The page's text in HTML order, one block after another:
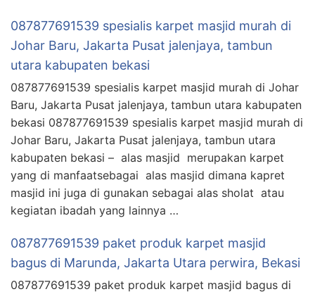
087877691539 spesialis karpet masjid murah di
Johar Baru, Jakarta Pusat jalenjaya, tambun
utara kabupaten bekasi
087877691539 spesialis karpet masjid murah di Johar
Baru, Jakarta Pusat jalenjaya, tambun utara kabupaten
bekasi 087877691539 spesialis karpet masjid murah di
Johar Baru, Jakarta Pusat jalenjaya, tambun utara
kabupaten bekasi – alas masjid merupakan karpet
yang di manfaatsebagai alas masjid dimana kapret
masjid ini juga di gunakan sebagai alas sholat atau
kegiatan ibadah yang lainnya …
087877691539 paket produk karpet masjid
bagus di Marunda, Jakarta Utara perwira, Bekasi
087877691539 paket produk karpet masjid bagus di